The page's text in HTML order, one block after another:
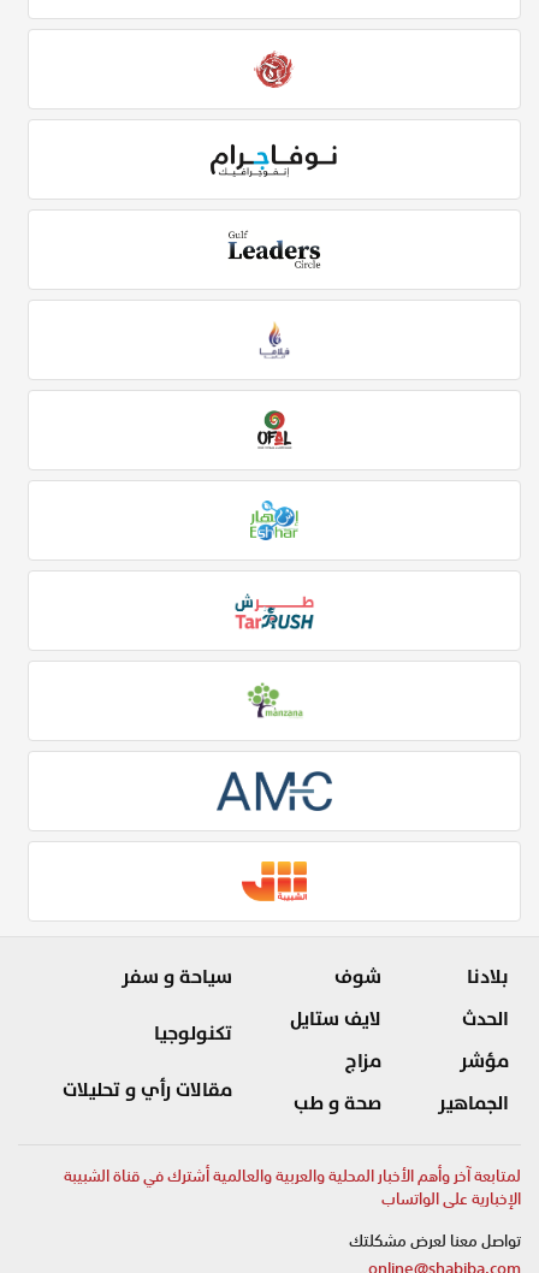
بلادنا
الحدث
مؤشر
الجماهير
شوف
لايف ستايل
مزاج
صحة و طب
سياحة و سفر
تكنولوجيا
مقالات رأي و تحليلات
لمتابعة آخر وأهم الأخبار المحلية والعربية والعالمية أشترك في قناة الشبيبة
الإخبارية على الواتساب
تواصل معنا لعرض مشكلتك